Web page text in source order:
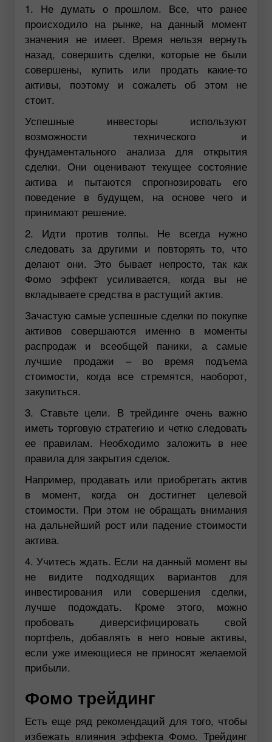
1. Не думать о прошлом. Все, что ранее
происходило на рынке, на данный момент
значения не имеет. Время нельзя вернуть
назад, совершить сделки, которые не были
совершены, купить или продать какие-то
активы, поэтому и сожалеть об этом не
стоит.
Успешные инвесторы используют
возможности технического и
фундаментального анализа для открытия
сделки. Они оценивают текущее состояние
актива и пытаются спрогнозировать его
поведение в будущем, на основе чего и
принимают решение.
2. Идти против толпы. Не всегда нужно
следовать за другими и повторять то, что
делают они. Это бывает непросто, так как
Фомо эффект усиливается, когда вы не
вкладываете средства в растущий актив.
Зачастую самые успешные сделки по покупке
активов совершаются именно в моменты
распродаж и всеобщей паники, а самые
лучшие продажи – во время подъема
стоимости, когда все стремятся, наоборот,
закупиться.
3. Ставьте цели. В трейдинге очень важно
иметь торговую стратегию и четко следовать
ее правилам. Необходимо заложить в нее
правила для закрытия сделок.
Например, продавать или приобретать актив
в момент, когда он достигнет целевой
стоимости. При этом не обращать внимания
на дальнейший рост или падение стоимости
актива.
4. Учитесь ждать. Если на данный момент вы
не видите подходящих вариантов для
инвестирования или совершения сделки,
лучше подождать. Кроме этого, можно
пробовать диверсифицировать свой
портфель, добавлять в него новые активы,
если уже имеющиеся не приносят желаемой
прибыли.
Фомо трейдинг
Есть еще ряд рекомендаций для того, чтобы
избежать влияния эффекта Фомо. Трейдинг